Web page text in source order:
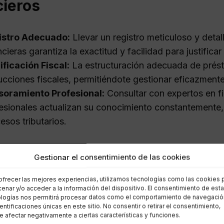
Gestionar el consentimiento de las cookies
las mejores experiencias, utilizamos tecnologías como las cookies
y/o acceder a la información del dispositivo. El consentimiento de
nos permitirá procesar datos como el comportamiento de
únicas en este sitio. No consentir o retirar el consentimiento,
afectar negativamente a ciertas características y funciones.
Adecuado: Llevar un registro meticuloso y
garantiza la exactitud y facilidad para justificar
Fiscal: La estructuración adecuada de
fiscales, permitiéndote gestionar
Profesional: Consultar con expertos en
actualizan su conocimiento
tributarios.
de la Deducción de
aplicación de deducciones de gastos financieros es
beneficiosa al reducir el gasto impositivo y mejorar
fiscales vigentes.